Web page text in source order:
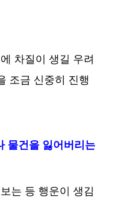
차질이 생길 우려
조금 신중히 진행
물건을 잃어버리는
는 등 행운이 생김